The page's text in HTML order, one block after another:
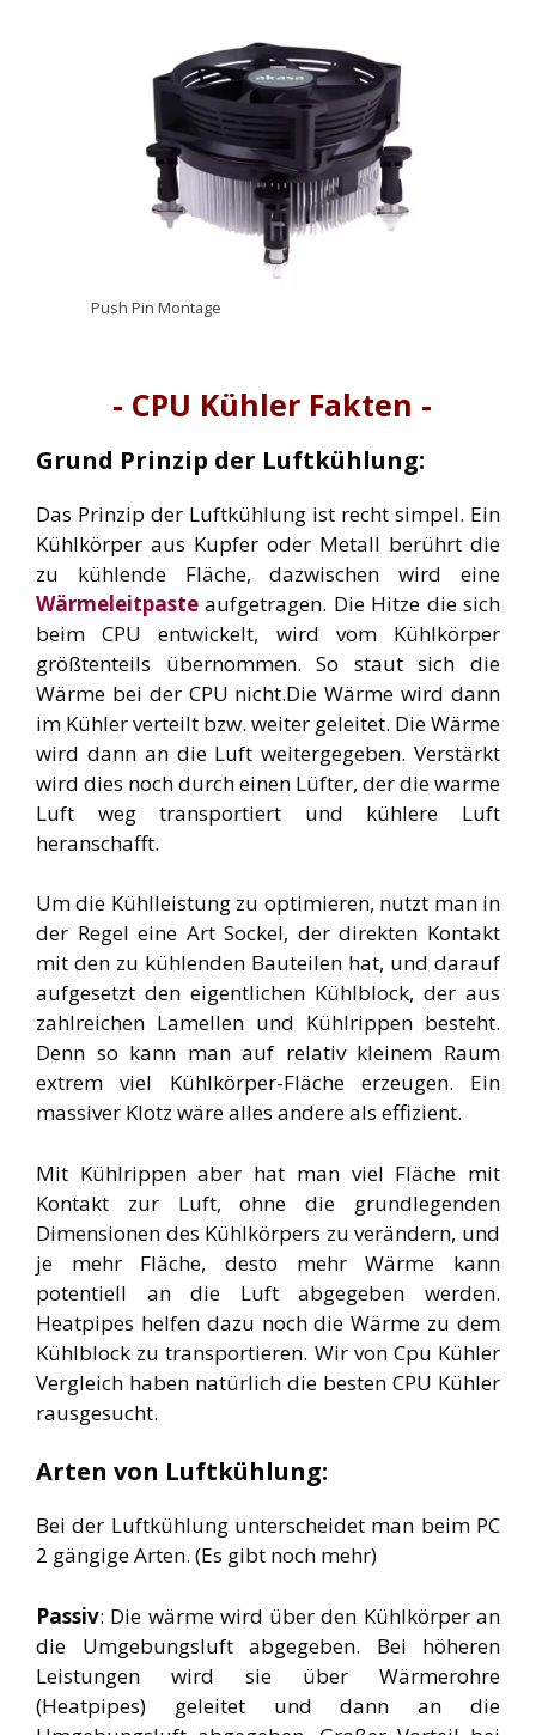
Push Pin Montage
- CPU Kühler Fakten -
Grund Prinzip der Luftkühlung:
Das Prinzip der Luftkühlung ist recht simpel. Ein
Kühlkörper aus Kupfer oder Metall berührt die
zu kühlende Fläche, dazwischen wird eine
Wärmeleitpaste aufgetragen. Die Hitze die sich
beim CPU entwickelt, wird vom Kühlkörper
größtenteils übernommen. So staut sich die
Wärme bei der CPU nicht.Die Wärme wird dann
im Kühler verteilt bzw. weiter geleitet. Die Wärme
wird dann an die Luft weitergegeben. Verstärkt
wird dies noch durch einen Lüfter, der die warme
Luft weg transportiert und kühlere Luft
heranschafft.
Um die Kühlleistung zu optimieren, nutzt man in
der Regel eine Art Sockel, der direkten Kontakt
mit den zu kühlenden Bauteilen hat, und darauf
aufgesetzt den eigentlichen Kühlblock, der aus
zahlreichen Lamellen und Kühlrippen besteht.
Denn so kann man auf relativ kleinem Raum
extrem viel Kühlkörper-Fläche erzeugen. Ein
massiver Klotz wäre alles andere als effizient.
Mit Kühlrippen aber hat man viel Fläche mit
Kontakt zur Luft, ohne die grundlegenden
Dimensionen des Kühlkörpers zu verändern, und
je mehr Fläche, desto mehr Wärme kann
potentiell an die Luft abgegeben werden.
Heatpipes helfen dazu noch die Wärme zu dem
Kühlblock zu transportieren. Wir von Cpu Kühler
Vergleich haben natürlich die besten CPU Kühler
rausgesucht.
Arten von Luftkühlung:
Bei der Luftkühlung unterscheidet man beim PC
2 gängige Arten. (Es gibt noch mehr)
Passiv: Die wärme wird über den Kühlkörper an
die Umgebungsluft abgegeben. Bei höheren
Leistungen wird sie über Wärmerohre
(Heatpipes) geleitet und dann an die